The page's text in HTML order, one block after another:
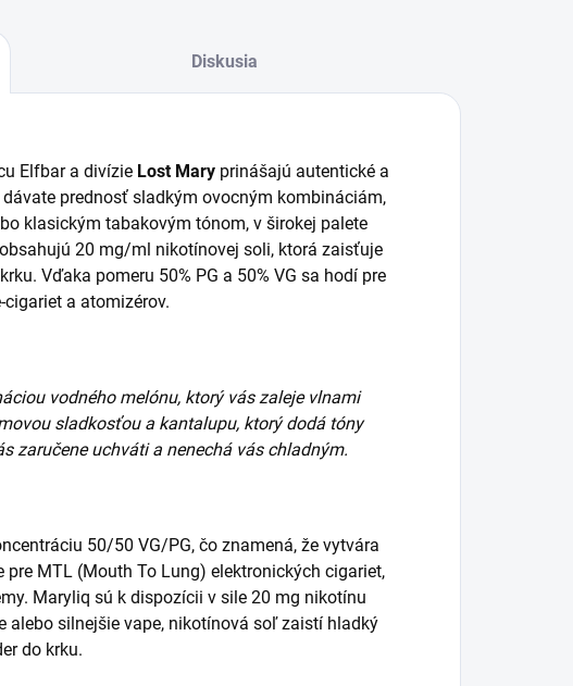
Diskusia
Elfbar a divízie Lost Mary prinášajú autentické a
prednosť sladkým ovocným kombináciám,
klasickým tabakovým tónom, v širokej palete
20 mg/ml nikotínovej soli, ktorá zaisťuje
Vďaka pomeru 50% PG a 50% VG sa hodí pre
cigariet a atomizérov.
vodného melónu, ktorý vás zaleje vlnami
sladkosťou a kantalupu, ktorý dodá tóny
zaručene uchváti a nenechá vás chladným.
50/50 VG/PG, čo znamená, že vytvára
MTL (Mouth To Lung) elektronických cigariet,
Maryliq sú k dispozícii v sile 20 mg nikotínu
alebo silnejšie vape, nikotínová soľ zaistí hladký
do krku.